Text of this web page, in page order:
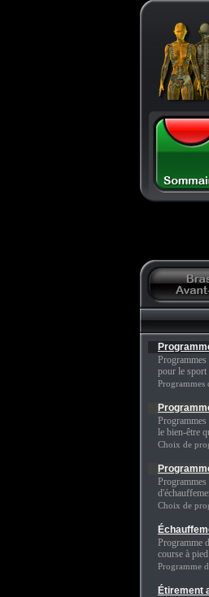
Programmes
pour le
Programmes
le bien-être
Choix de
Choix de
Programme
course à pied
Programme
Étirement